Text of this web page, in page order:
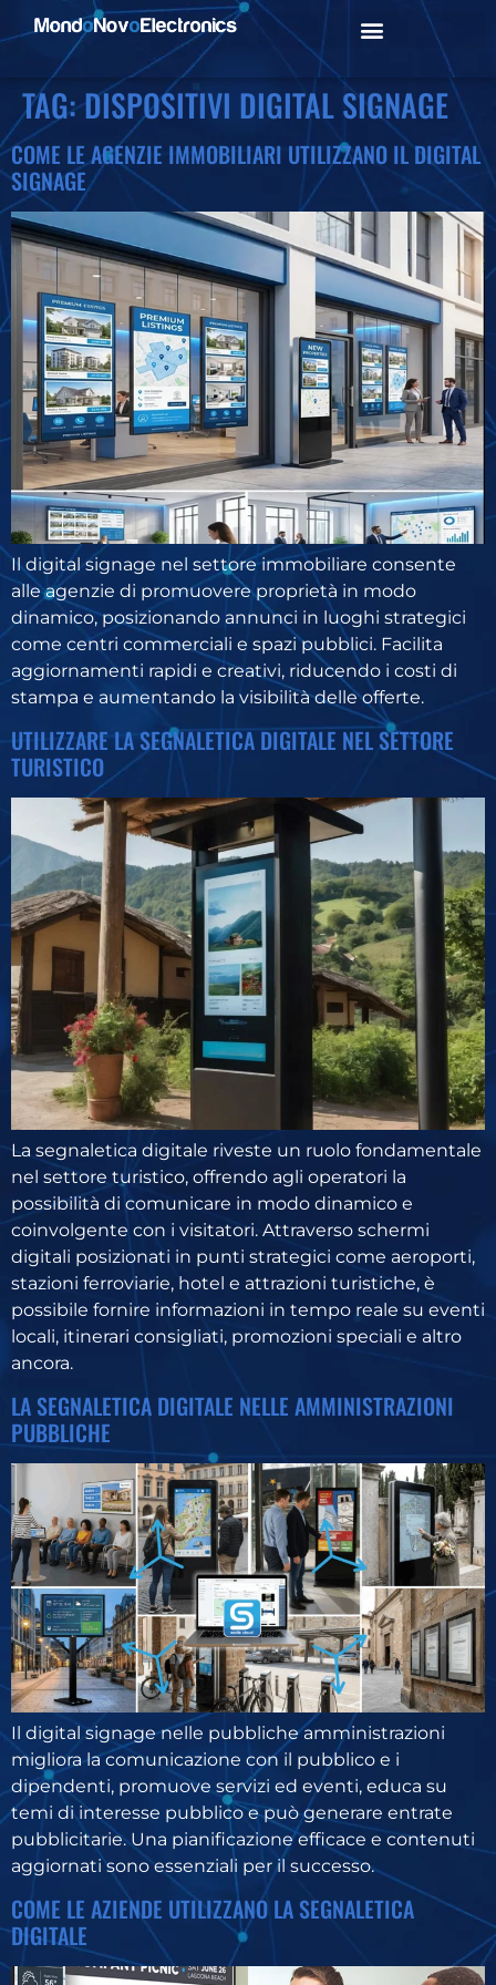
TAG:DISPOSITIVI DIGITAL SIGNAGE
COME LE AGENZIE IMMOBILIARI UTILIZZANO IL DIGITAL
SIGNAGE
Il digital signage nel settore immobiliare consente
alle agenzie di promuovere proprietà in modo
dinamico, posizionando annunci in luoghi strategici
come centri commerciali e spazi pubblici. Facilita
aggiornamenti rapidi e creativi, riducendo i costi di
stampa e aumentando la visibilità delle offerte.
UTILIZZARE LA SEGNALETICA DIGITALE NEL SETTORE
TURISTICO
La segnaletica digitale riveste un ruolo fondamentale
nel settore turistico, offrendo agli operatori la
possibilità di comunicare in modo dinamico e
coinvolgente con i visitatori. Attraverso schermi
digitali posizionati in punti strategici come aeroporti,
stazioni ferroviarie, hotel e attrazioni turistiche, è
possibile fornire informazioni in tempo reale su eventi
locali, itinerari consigliati, promozioni speciali e altro
ancora.
LA SEGNALETICA DIGITALE NELLE AMMINISTRAZIONI
PUBBLICHE
Il digital signage nelle pubbliche amministrazioni
migliora la comunicazione con il pubblico e i
dipendenti, promuove servizi ed eventi, educa su
temi di interesse pubblico e può generare entrate
pubblicitarie. Una pianificazione efficace e contenuti
aggiornati sono essenziali per il successo.
COME LE AZIENDE UTILIZZANO LA SEGNALETICA
DIGITALE